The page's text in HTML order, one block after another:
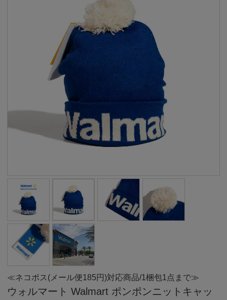
≪ネコポス(メール便185円)対応商品/1梱包1点まで≫
ウォルマート Walmart ポンポンニットキャッ